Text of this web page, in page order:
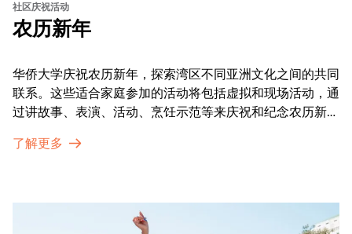
社区庆祝活动
农历新年
华侨大学庆祝农历新年，探索湾区不同亚洲文化之间的共同
联系。这些适合家庭参加的活动将包括虚拟和现场活动，通
过讲故事、表演、活动、烹饪示范等来庆祝和纪念农历新年
通过亲身参与和虚拟的治疗圈来相互支持。
了解更多